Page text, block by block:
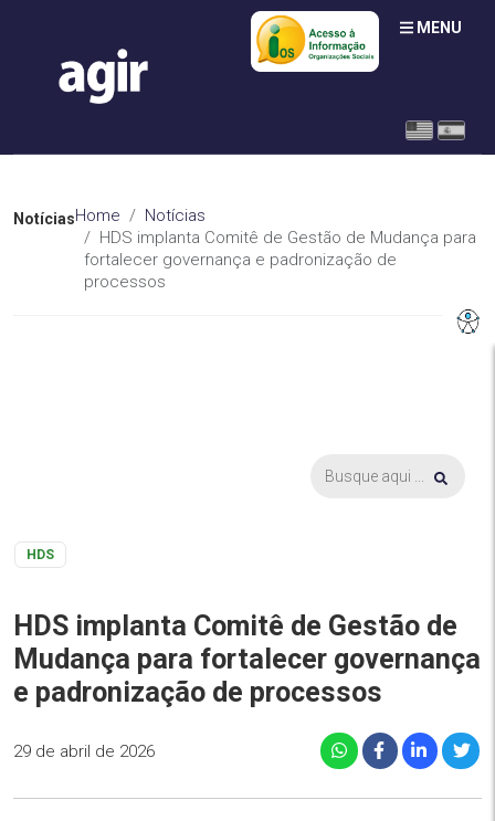
MENU
NotíciasHome
Notícias
HDS implanta Comitê de Gestão de Mudança para
fortalecer governança e padronização de
processos
HDS
HDS implanta Comitê de Gestão de
Mudança para fortalecer governança
e padronização de processos
29 de abril de 2026